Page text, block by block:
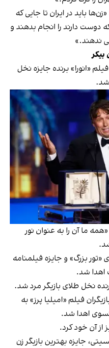
باید در ایران تا جایی که
دوست دارند را انجام بدهند و
ندهند.»
بیکر
«انورا» برنده جایزه نخل
شد.
ما آن را به عنوان نور
«تور بزرگ» و جایزه فیلمنامه
اهدا شد.
نخل طلای بازیگر مرد شد.
فیلم «امیلیا پرز» به
اهدا شد.
از آن خود کرد.
جایزه بهترین بازیگر زن